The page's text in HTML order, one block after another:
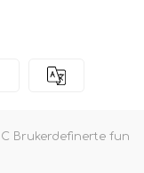
C Brukerdefinerte